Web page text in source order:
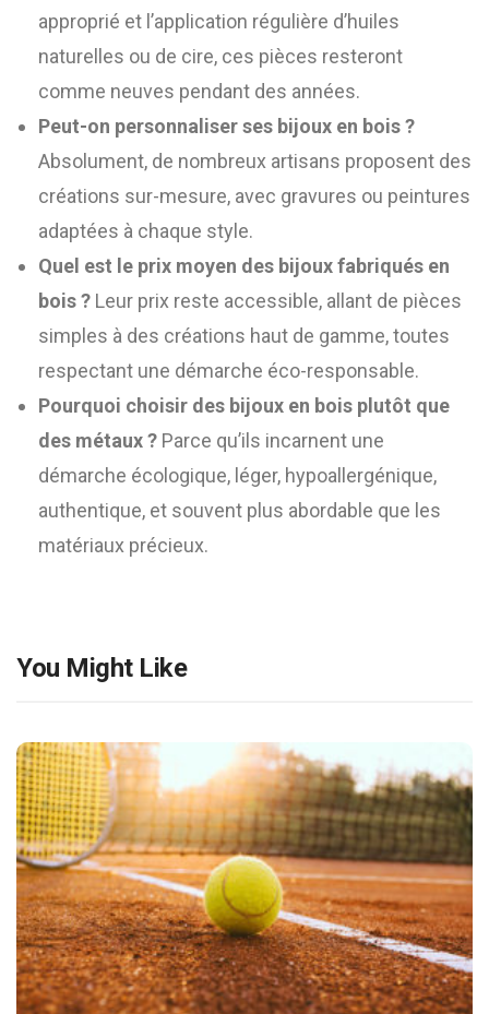
approprié et l’application régulière d’huiles
naturelles ou de cire, ces pièces resteront
comme neuves pendant des années.
Peut-on personnaliser ses bijoux en bois ?
Absolument, de nombreux artisans proposent des
créations sur-mesure, avec gravures ou peintures
adaptées à chaque style.
Quel est le prix moyen des bijoux fabriqués en
bois ? Leur prix reste accessible, allant de pièces
simples à des créations haut de gamme, toutes
respectant une démarche éco-responsable.
Pourquoi choisir des bijoux en bois plutôt que
des métaux ? Parce qu’ils incarnent une
démarche écologique, léger, hypoallergénique,
authentique, et souvent plus abordable que les
matériaux précieux.
You Might Like